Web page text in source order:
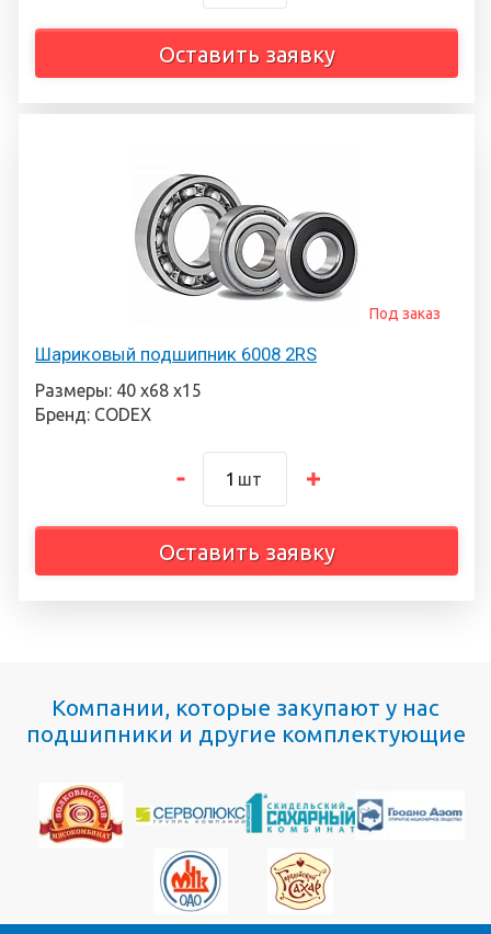
Оставить заявку
Шариковый подшипник 6008 2RS
Под заказ
Размеры: 40 х68 х15
Бренд: CODEX
шт
Оставить заявку
Компании, которые закупают у нас
подшипники и другие комплектующие